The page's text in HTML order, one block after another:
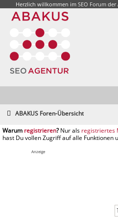
Herzlich willkommen im SEO Forumder
ABAKUS Foren-Übersicht
registrieren registriertes
Anzeige